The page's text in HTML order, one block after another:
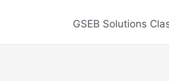
GSEB Solutions